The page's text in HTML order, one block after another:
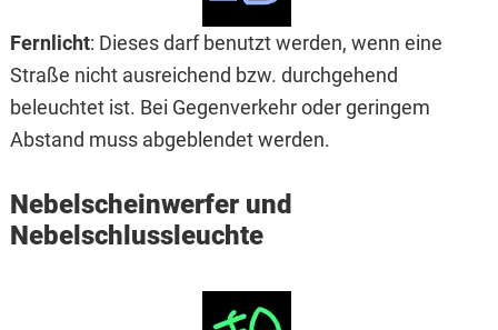
Fernlicht: Dieses darf benutzt werden, wenn eine
Straße nicht ausreichend bzw. durchgehend
beleuchtet ist. Bei Gegenverkehr oder geringem
Abstand muss abgeblendet werden.
Nebelscheinwerfer und
Nebelschlussleuchte